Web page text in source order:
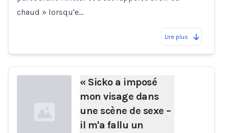
chaud » lorsqu'e…
Lire plus
« Sicko a imposé
mon visage dans
une scène de sexe –
il m'a fallu un